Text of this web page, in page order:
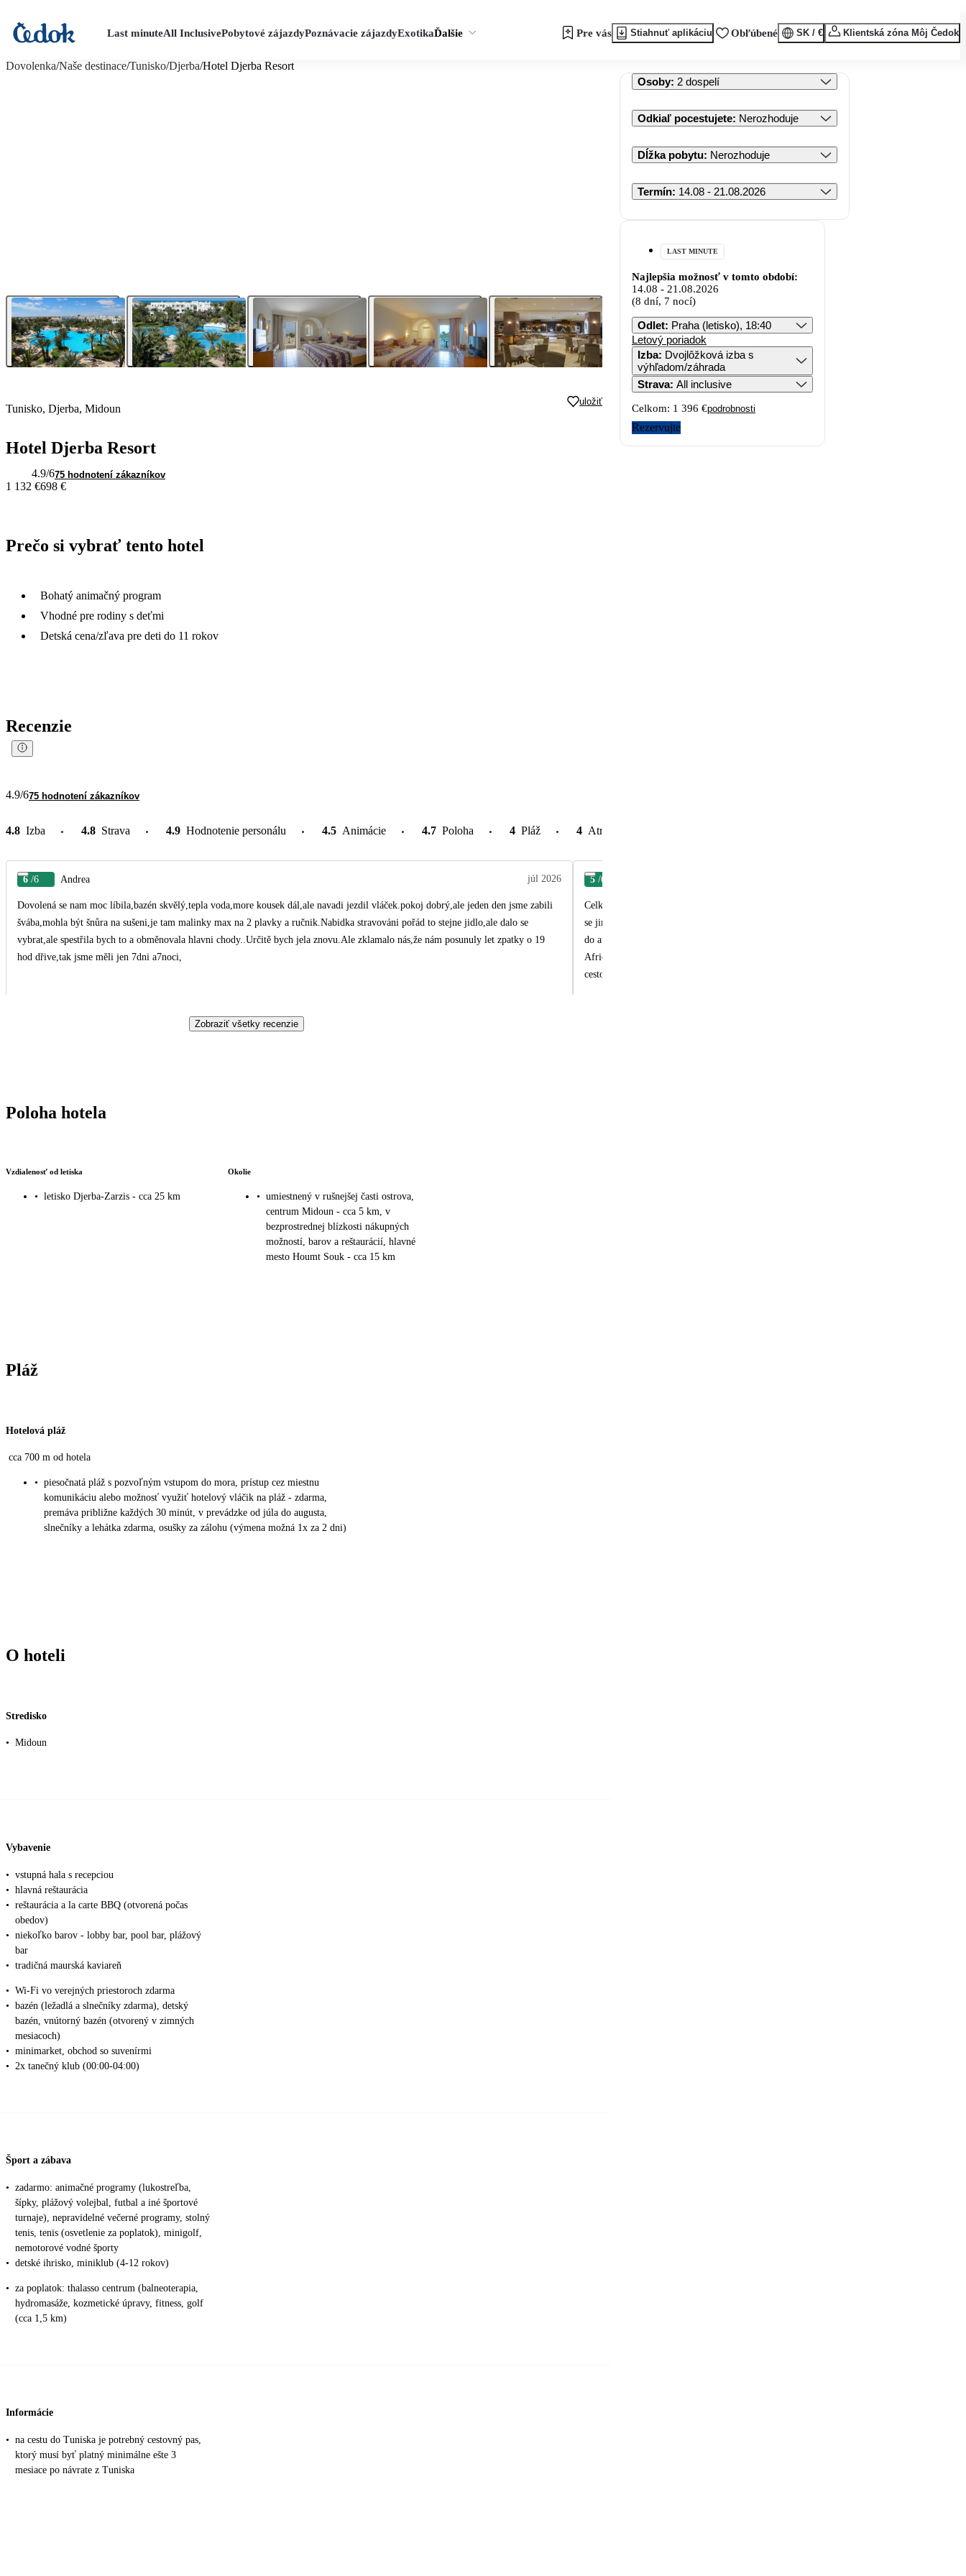
Last minuteAll InclusivePobytové zájazdyPoznávacie zájazdyExotikaĎalšie Pre vás Stiahnuť aplikáciu Obľúbené SK / € Klientská zóna Môj Čedok
Dovolenka/Naše destinace/Tunisko/Djerba/Hotel Djerba Resort
Tunisko, Djerba, Midoun
uložiť
Hotel Djerba Resort
4.9/675 hodnotení zákazníkov
1 132 €698 €
Prečo si vybrať tento hotel
Bohatý animačný program
Vhodné pre rodiny s deťmi
Detská cena/zľava pre deti do 11 rokov
Recenzie
4.9/675 hodnotení zákazníkov
4.8 Izba 4.8 Strava 4.9 Hodnotenie personálu 4.5 Animácie 4.7 Poloha 4 Pláž 4 Atrakcie v okolí
6 /6 Andrea júl 2026
Dovolená se nam moc líbila,bazén skvělý,tepla voda,more kousek dál,ale navadi jezdil vláček.pokoj dobrý,ale jeden den jsme zabili
švába,mohla být šnůra na sušeni,je tam malinky max na 2 plavky a ručnik.Nabidka stravováni pořád to stejne jidlo,ale dalo se
vybrat,ale spestřila bych to a obměnovala hlavni chody..Určitě bych jela znovu.Ale zklamalo nás,že nám posunuly let zpatky o 19
hod dřive,tak jsme měli jen 7dni a7noci,
5 /6
Celkem převládá spokojenost. Měl bych jeden podnět. Na první schůzce nám delegát říkal,
se jim to nepodařilo zatím vymýtit) drzí nakládači kufrů, kteří si hned po příletu na Džerbu
do autobusu o 5€ a když jim dá člověk méně ještě jsou uražení. Zkušení cestovatelé se s tím
Africe, kde funguje systém "bakšiš" může znejistit a třeba to považovat za normu, navíc,
cestování a přiletí pozdě večer. Bylo by dobré tuto informaci předat klientům hned na letišti
Zobraziť všetky recenzie
Poloha hotela
Vzdialenosť od letiska
• letisko Djerba-Zarzis - cca 25 km
Okolie
• umiestnený v rušnejšej časti ostrova,
centrum Midoun - cca 5 km, v
bezprostrednej blízkosti nákupných
možností, barov a reštaurácií, hlavné
mesto Houmt Souk - cca 15 km
Pláž
Hotelová pláž
cca 700 m od hotela
• piesočnatá pláž s pozvoľným vstupom do mora, prístup cez miestnu
komunikáciu alebo možnosť využiť hotelový vláčik na pláž - zdarma,
premáva približne každých 30 minút, v prevádzke od júla do augusta,
slnečníky a lehátka zdarma, osušky za zálohu (výmena možná 1x za 2 dni)
O hoteli
Stredisko
• Midoun
Vybavenie
• vstupná hala s recepciou
• hlavná reštaurácia
• reštaurácia a la carte BBQ (otvorená počas
obedov)
• niekoľko barov - lobby bar, pool bar, plážový
bar
• tradičná maurská kaviareň
• Wi-Fi vo verejných priestoroch zdarma
• bazén (ležadlá a slnečníky zdarma), detský
bazén, vnútorný bazén (otvorený v zimných
mesiacoch)
• minimarket, obchod so suvenírmi
•
2x tanečný klub (00:00-04:00)
Šport a zábava
• zadarmo: animačné programy (lukostreľba,
šípky, plážový volejbal, futbal a iné športové
turnaje), nepravidelné večerné programy, stolný
tenis, tenis (osvetlenie za poplatok), minigolf,
nemotorové vodné športy
• detské ihrisko, miniklub (4-12 rokov)
• za poplatok: thalasso centrum (balneoterapia,
hydromasáže, kozmetické úpravy, fitness, golf
(cca 1,5 km)
Informácie
• na cestu do Tuniska je potrebný cestovný pas,
ktorý musí byť platný minimálne ešte 3
mesiace po návrate z Tuniska
Osoby: 2 dospelí
Odkiaľ pocestujete: Nerozhoduje
Dĺžka pobytu: Nerozhoduje
Termín: 14.08 - 21.08.2026
LAST MINUTE
Najlepšia možnosť v tomto období:
14.08 - 21.08.2026
(8 dní, 7 nocí)
Odlet: Praha (letisko), 18:40
Letový poriadok
Izba: Dvojlôžková izba s
výhľadom/záhrada
Strava: All inclusive
Celkom: 1 396 €podrobnosti
Rezervujte